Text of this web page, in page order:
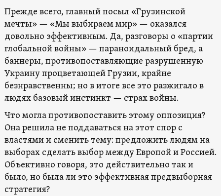
Прежде всего, главный посыл «Грузинской
мечты» — «Мы выбираем мир» — оказался
довольно эффективным. Да, разговоры о «партии
глобальной войны» — параноидальный бред, а
баннеры, противопоставляющие разрушенную
Украину процветающей Грузии, крайне
безнравственны; но в итоге все это разжигало в
людях базовый инстинкт — страх войны.
Что могла противопоставить этому оппозиция?
Она решила не поддаваться на этот спор с
властями и сменить тему: предложить людям на
выборах сделать выбор между Европой и Россией.
Объективно говоря, это действительно так и
было, но была ли это эффективная предвыборная
стратегия?